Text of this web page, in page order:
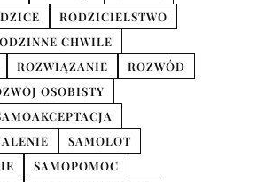
RODZICIELSTWO
CHWILE
ROZWIĄZANIE
ROZWÓD
OSOBISTY
SAMOLOT
SAMOPOMOC